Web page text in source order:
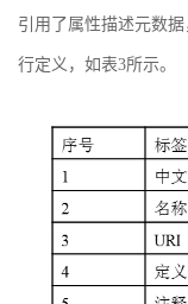
引用了属性描述元数
行定义，如表3所示。